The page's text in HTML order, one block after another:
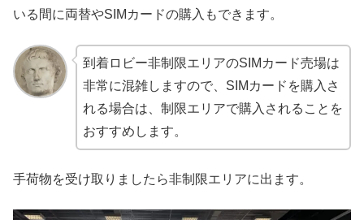
いる間に両替やSIMカードの購入もできます。
到着ロビー非制限エリアのSIMカード売場は
非常に混雑しますので、SIMカードを購入さ
れる場合は、制限エリアで購入されることを
おすすめします。
手荷物を受け取りましたら非制限エリアに出ます。